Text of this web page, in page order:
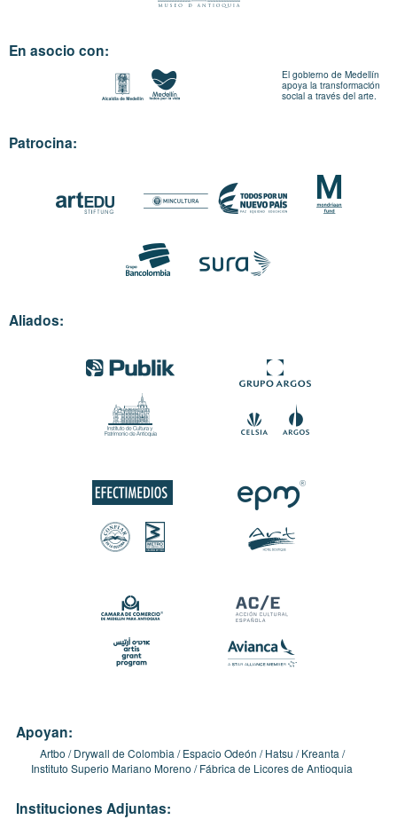
En asocio con:
El gobierno de Medellín
apoya la transformación
social a través del arte.
Patrocina:
Aliados:
Apoyan:
Artbo Drywall de Colombia Espacio Odeón Hatsu
Kreanta
Instituto Superio Mariano Moreno
Fábrica de Licores de Antioquia
Instituciones Adjuntas: